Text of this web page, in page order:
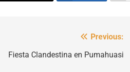
Previous:
Fiesta Clandestina en Pumahuasi